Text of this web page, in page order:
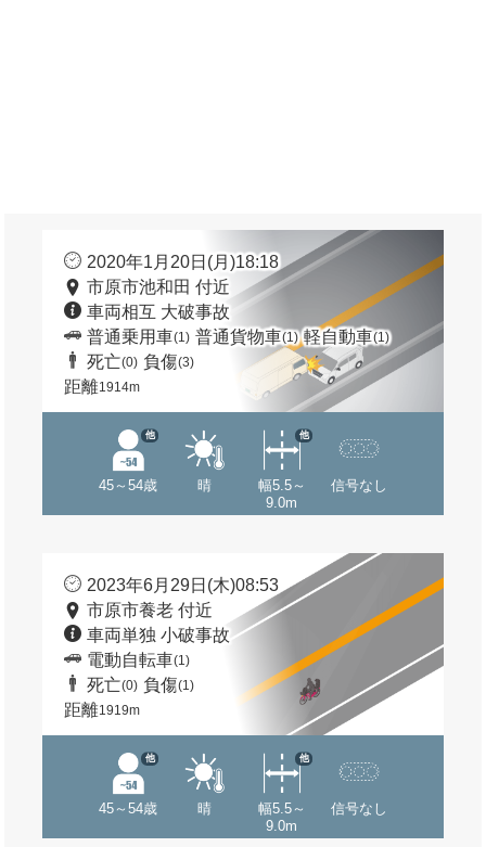
2020年1月20日(月)18:18
市原市池和田 付近
車両相互 大破事故
普通乗用車(1) 普通貨物車(1) 軽自動車(1)
死亡(0) 負傷(3)
距離1914m
45～54歳
他
晴
幅5.5～
9.0m
他
信号なし
2023年6月29日(木)08:53
市原市養老 付近
車両単独 小破事故
電動自転車(1)
死亡(0) 負傷(1)
距離1919m
45～54歳
他
晴
幅5.5～
9.0m
他
信号なし